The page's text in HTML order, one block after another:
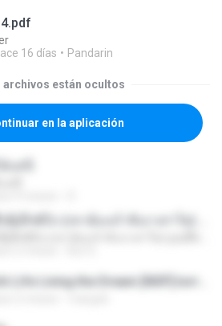
16 días Pandarin
archivos están ocultos
en la aplicación